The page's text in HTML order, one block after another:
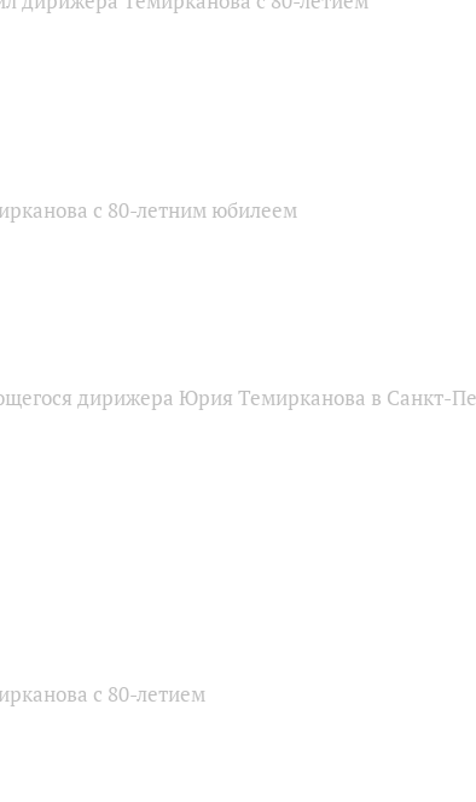
с 80-летним юбилеем
дирижера Юрия Темирканова в Санкт-
с 80-летием